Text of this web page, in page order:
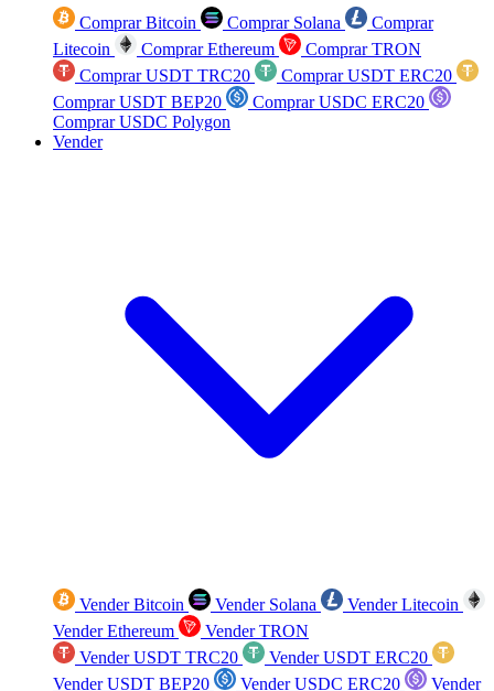
Comprar Bitcoin Comprar Solana
Comprar
Litecoin
Comprar Ethereum
Comprar TRON
Comprar USDT TRC20
Comprar USDT ERC20
Comprar USDT BEP20
Comprar USDC ERC20
Comprar USDC Polygon
Vender
Vender Bitcoin Vender Solana
Vender Litecoin
Vender Ethereum
Vender TRON
Vender USDT TRC20
Vender USDT ERC20
Vender USDT BEP20
Vender USDC ERC20
Vender